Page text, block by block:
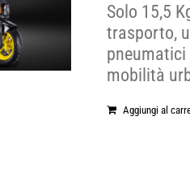
Solo 15,5
trasporto,
pneumatici
mobilità
Aggiungi al